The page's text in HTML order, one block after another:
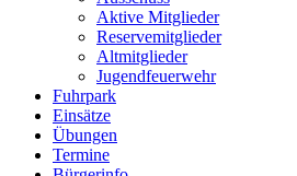
Aktive Mitglieder
Reservemitglieder
Altmitglieder
Jugendfeuerwehr
Fuhrpark
Einsätze
Übungen
Termine